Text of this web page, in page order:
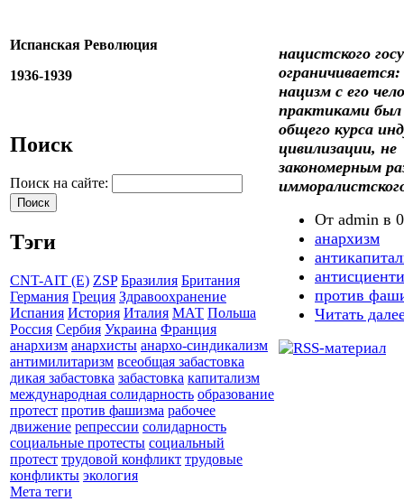
Испанская Революция
1936-1939
Поиск
Поиск на сайте:
Тэги
CNT-AIT (E) ZSP Бразилия Британия
Германия Греция Здравоохранение
Испания История Италия МАТ Польша
Россия Сербия Украина Франция
анархизм анархисты анархо-синдикализм
антимилитаризм всеобщая забастовка
дикая забастовка забастовка капитализм
международная солидарность образование
протест против фашизма рабочее
движение репрессии солидарность
социальные протесты социальный
протест трудовой конфликт трудовые
конфликты экология
Мета теги
нацистского
нацизм с его
практиками
общего курса
цивилизации,
закономерным
От admin в
анархизм
против
Читать